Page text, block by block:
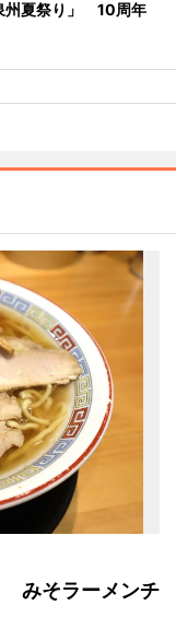
州夏祭り」 10周年
みそラーメンチ